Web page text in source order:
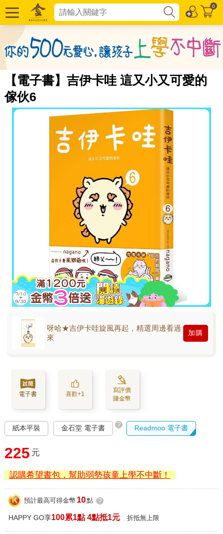
0
【電子書】吉伊卡哇 這又小又可愛的
傢伙6
呀哈★吉伊卡哇旋風再起，精選周邊看過
來
加購
電子書 喜歡+1
寫評價
賺金幣
紙本平裝 金石堂 電子書 ? Readmoo 電子書
225 元
認購希望書包，幫助弱勢孩童上學不中斷！
預計最高可得金幣 10點 ?
HAPPY GO享100累1點 4點抵1元 折抵無上限